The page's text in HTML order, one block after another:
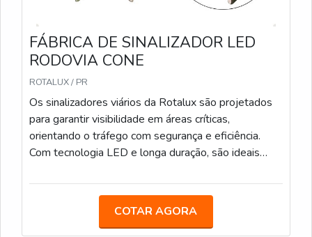
FÁBRICA DE SINALIZADOR LED
RODOVIA CONE
ROTALUX / PR
Os sinalizadores viários da Rotalux são projetados
para garantir visibilidade em áreas críticas,
orientando o tráfego com segurança e eficiência.
Com tecnologia LED e longa duração, são ideais
de pouca luz. Bateria com duração média de 12
Universal Ideal para obras em rodovias,
COTAR AGORA